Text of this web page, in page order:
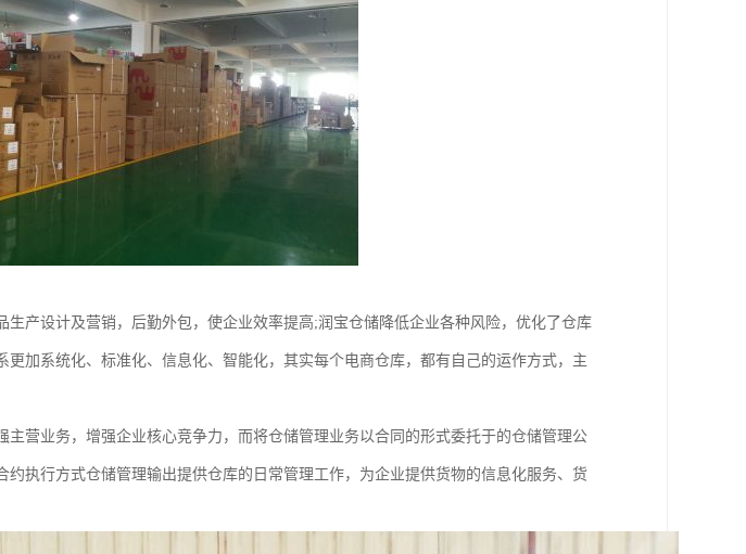
生产设计及营销，后勤外包，使企业效率提高;润宝仓储降低企业各种风险，优化了仓库
加系统化、标准化、信息化、智能化，其实每个电商仓库，都有自己的运作方式，主
营业务，增强企业核心竞争力，而将仓储管理业务以合同的形式委托于的仓储管理公
约执行方式仓储管理输出提供仓库的日常管理工作，为企业提供货物的信息化服务、货